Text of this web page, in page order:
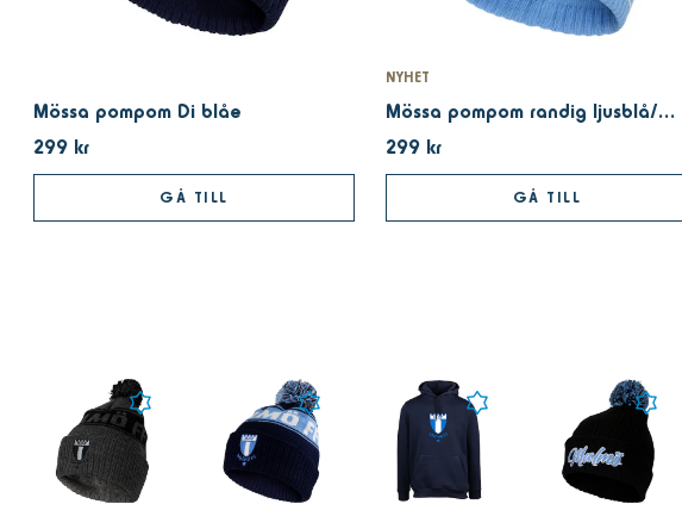
Mössa pompom Di blåe
299 kr
GÅ TILL
NYHET
Mössa pompom randig ljusblå/vit
299 kr
GÅ TILL